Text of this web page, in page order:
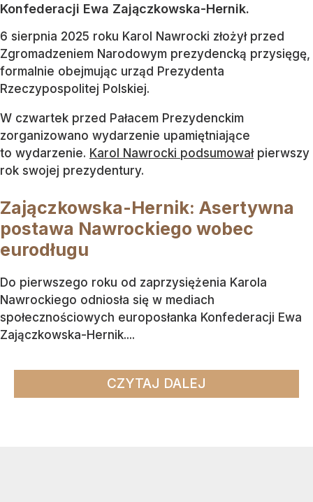
Konfederacji Ewa Zajączkowska-Hernik.
6 sierpnia 2025 roku Karol Nawrocki złożył przed
Zgromadzeniem Narodowym prezydencką przysięgę,
formalnie obejmując urząd Prezydenta
Rzeczypospolitej Polskiej.
W czwartek przed Pałacem Prezydenckim
zorganizowano wydarzenie upamiętniające
to wydarzenie. Karol Nawrocki podsumowałpierwszy
rok swojej prezydentury.
Zajączkowska-Hernik: Asertywna
postawa Nawrockiego wobec
eurodługu
Do pierwszego roku od zaprzysiężenia Karola
Nawrockiego odniosła się w mediach
społecznościowych europosłanka Konfederacji Ewa
Zajączkowska-Hernik....
CZYTAJ DALEJ